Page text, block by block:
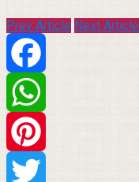
Prev Article Next Article
Facebook
WhatsApp
Pinterest